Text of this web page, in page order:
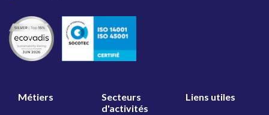
Métiers
Secteurs
d'activités
Liens utiles